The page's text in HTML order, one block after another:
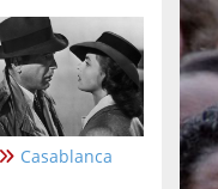
Casablanca